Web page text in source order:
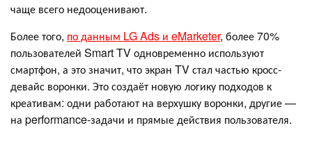
чаще всего недооценивают.
Более того, по данным LG Ads и eMarketer, более 70%
пользователей Smart TV одновременно используют
смартфон, а это значит, что экран TV стал частью кросс-
девайс воронки. Это создаёт новую логику подходов к
креативам: одни работают на верхушку воронки, другие —
на performance-задачи и прямые действия пользователя.